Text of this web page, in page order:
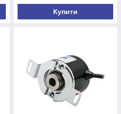
500 Гц (2 мс)
MSB First - [12-бітне положення] +
Купити